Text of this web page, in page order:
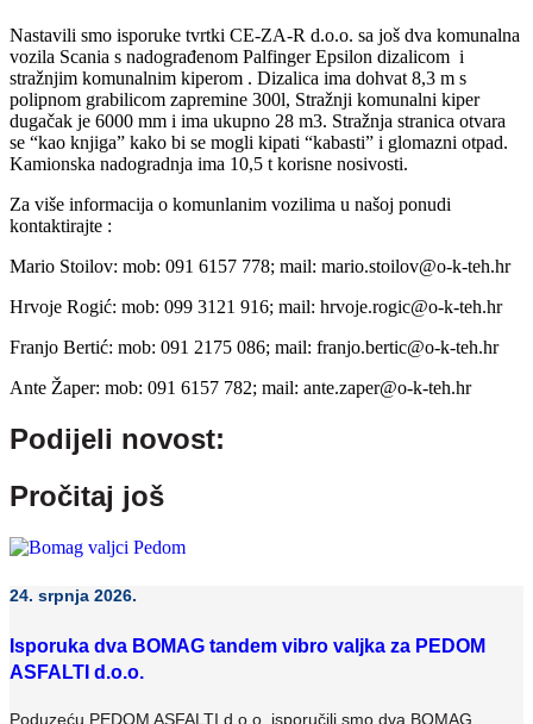
Nastavili smo isporuke tvrtki CE-ZA-R d.o.o. sa još dva komunalna
vozila Scania s nadograđenom Palfinger Epsilon dizalicom i
stražnjim komunalnim kiperom . Dizalica ima dohvat 8,3 m s
polipnom grabilicom zapremine 300l, Stražnji komunalni kiper
dugačak je 6000 mm i ima ukupno 28 m3. Stražnja stranica otvara
se “kao knjiga” kako bi se mogli kipati “kabasti” i glomazni otpad.
Kamionska nadogradnja ima 10,5 t korisne nosivosti.
Za više informacija o komunlanim vozilima u našoj ponudi
kontaktirajte :
Mario Stoilov: mob: 091 6157 778; mail: mario.stoilov@o-k-teh.hr
Hrvoje Rogić: mob: 099 3121 916; mail: hrvoje.rogic@o-k-teh.hr
Franjo Bertić: mob: 091 2175 086; mail: franjo.bertic@o-k-teh.hr
Ante Žaper: mob: 091 6157 782; mail: ante.zaper@o-k-teh.hr
Podijeli novost:
Pročitaj još
24. srpnja 2026.
Isporuka dva BOMAG tandem vibro valjka za PEDOM
ASFALTI d.o.o.
Poduzeću PEDOM ASFALTI d.o.o. isporučili smo dva BOMAG